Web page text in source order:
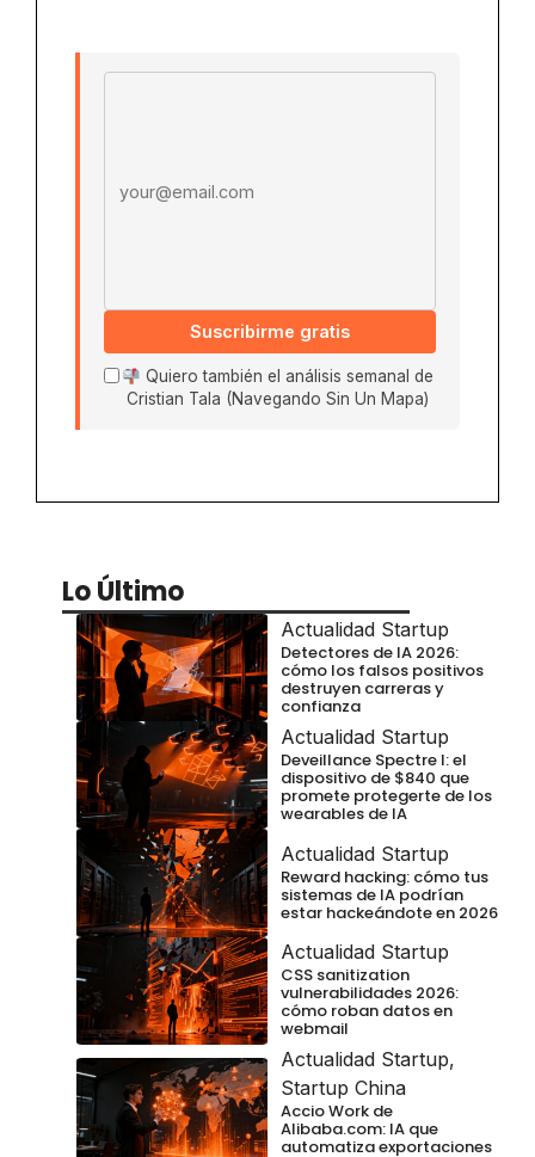
Suscribirme gratis
Quiero también el análisis semanal de
Cristian Tala (Navegando Sin Un Mapa)
Lo Último
Actualidad Startup
Detectores de IA 2026:
cómo los falsos positivos
destruyen carreras y
confianza
Actualidad Startup
Deveillance Spectre I: el
dispositivo de $840 que
promete protegerte de los
wearables de IA
Actualidad Startup
Reward hacking: cómo tus
sistemas de IA podrían
estar hackeándote en 2026
Actualidad Startup
CSS sanitization
vulnerabilidades 2026:
cómo roban datos en
webmail
Actualidad Startup,
Startup China
Accio Work de
Alibaba.com: IA que
automatiza exportaciones